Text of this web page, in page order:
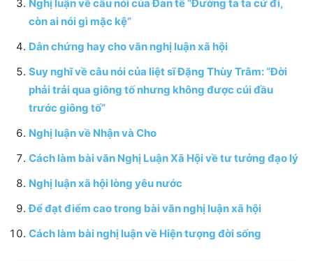
Nghị luận về câu nói của Đan tê “Đường ta ta cứ đi,
còn ai nói gì mặc kệ”
Dẫn chứng hay cho văn nghị luận xã hội
Suy nghĩ về câu nói của liệt sĩ Đặng Thùy Trâm: “Đời
phải trải qua giông tố nhưng không được cúi đầu
trước giông tố”
Nghị luận về Nhận và Cho
Cách làm bài văn Nghị Luận Xã Hội về tư tưởng đạo lý
Nghị luận xã hội lòng yêu nước
Để đạt điểm cao trong bài văn nghị luận xã hội
Cách làm bài nghị luận về Hiện tượng đời sống